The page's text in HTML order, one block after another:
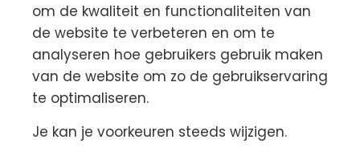
om de kwaliteit en functionaliteiten van
de website te verbeteren en om te
analyseren hoe gebruikers gebruik maken
van de website om zo de gebruikservaring
te optimaliseren.
Je kan je voorkeuren steeds wijzigen.